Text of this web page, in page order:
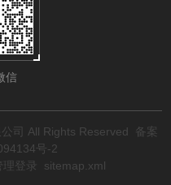
信
司 All Rights Reserved
备案
号-2
理登录 sitemap.xml